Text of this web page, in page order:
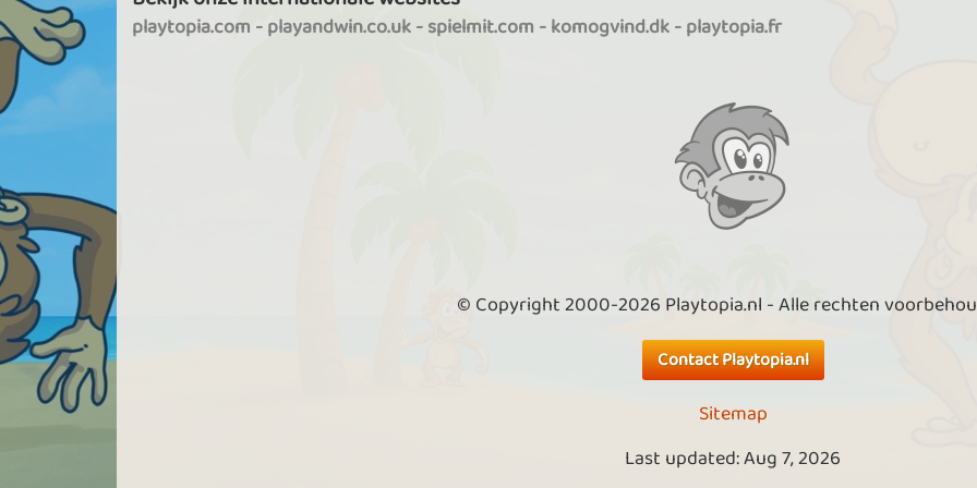
playtopia.com -playandwin.co.uk-spielmit.com -komogvind.dk-playtopia.fr
© Copyright 2000-2026 Playtopia.nl - Alle rechten
Contact Playtopia.nl
Sitemap
Last updated: Aug 7, 2026